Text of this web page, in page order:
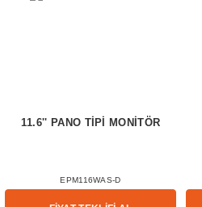
11.6'' PANO TİPİ MONİTÖR
EPM116WAS-D